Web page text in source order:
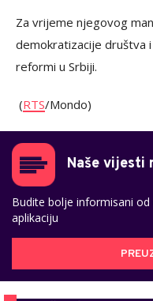
Za vrijeme njegovog
demokratizacije društva
reformi u Srbiji.
(RTS/Mondo)
Naše vijesti
Budite bolje informisani
aplikaciju